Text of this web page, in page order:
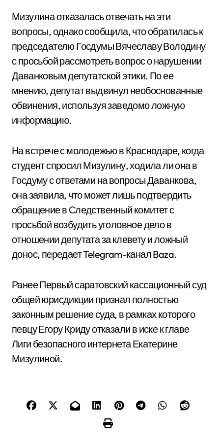
Мизулина отказалась отвечать на эти
вопросы, однако сообщила, что обратилась к
председателю Госдумы Вячеславу Володину
с просьбой рассмотреть вопрос о нарушении
Даванковым депутатской этики. По ее
мнению, депутат выдвинул необоснованные
обвинения, используя заведомо ложную
информацию.
На встрече с молодежью в Краснодаре, когда
студент спросил Мизулину, ходила ли она в
Госдуму с ответами на вопросы Даванкова,
она заявила, что может лишь подтвердить
обращение в Следственный комитет с
просьбой возбудить уголовное дело в
отношении депутата за клевету и ложный
донос, передает Telegram-канал Baza.
Ранее Первый саратовский кассационный суд
общей юрисдикции признал полностью
законным решение суда, в рамках которого
певцу Егору Криду отказали в иске к главе
Лиги безопасного интернета Екатерине
Мизулиной.